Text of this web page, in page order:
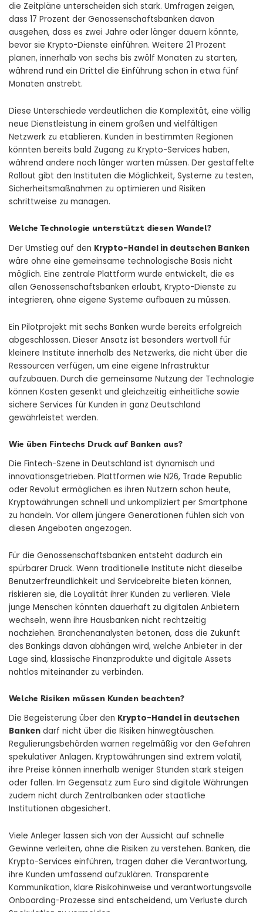
die Zeitpläne unterscheiden sich stark. Umfragen zeigen,
dass 17 Prozent der Genossenschaftsbanken davon
ausgehen, dass es zwei Jahre oder länger dauern könnte,
bevor sie Krypto-Dienste einführen. Weitere 21 Prozent
planen, innerhalb von sechs bis zwölf Monaten zu starten,
während rund ein Drittel die Einführung schon in etwa fünf
Monaten anstrebt.
Diese Unterschiede verdeutlichen die Komplexität, eine völlig
neue Dienstleistung in einem großen und vielfältigen
Netzwerk zu etablieren. Kunden in bestimmten Regionen
könnten bereits bald Zugang zu Krypto-Services haben,
während andere noch länger warten müssen. Der gestaffelte
Rollout gibt den Instituten die Möglichkeit, Systeme zu testen,
Sicherheitsmaßnahmen zu optimieren und Risiken
schrittweise zu managen.
Welche Technologie unterstützt diesen Wandel?
Der Umstieg auf den Krypto-Handel in deutschen Banken
wäre ohne eine gemeinsame technologische Basis nicht
möglich. Eine zentrale Plattform wurde entwickelt, die es
allen Genossenschaftsbanken erlaubt, Krypto-Dienste zu
integrieren, ohne eigene Systeme aufbauen zu müssen.
Ein Pilotprojekt mit sechs Banken wurde bereits erfolgreich
abgeschlossen. Dieser Ansatz ist besonders wertvoll für
kleinere Institute innerhalb des Netzwerks, die nicht über die
Ressourcen verfügen, um eine eigene Infrastruktur
aufzubauen. Durch die gemeinsame Nutzung der Technologie
können Kosten gesenkt und gleichzeitig einheitliche sowie
sichere Services für Kunden in ganz Deutschland
gewährleistet werden.
Wie üben Fintechs Druck auf Banken aus?
Die Fintech-Szene in Deutschland ist dynamisch und
innovationsgetrieben. Plattformen wie N26, Trade Republic
oder Revolut ermöglichen es ihren Nutzern schon heute,
Kryptowährungen schnell und unkompliziert per Smartphone
zu handeln. Vor allem jüngere Generationen fühlen sich von
diesen Angeboten angezogen.
Für die Genossenschaftsbanken entsteht dadurch ein
spürbarer Druck. Wenn traditionelle Institute nicht dieselbe
Benutzerfreundlichkeit und Servicebreite bieten können,
riskieren sie, die Loyalität ihrer Kunden zu verlieren. Viele
junge Menschen könnten dauerhaft zu digitalen Anbietern
wechseln, wenn ihre Hausbanken nicht rechtzeitig
nachziehen. Branchenanalysten betonen, dass die Zukunft
des Bankings davon abhängen wird, welche Anbieter in der
Lage sind, klassische Finanzprodukte und digitale Assets
nahtlos miteinander zu verbinden.
Welche Risiken müssen Kunden beachten?
Die Begeisterung über den Krypto-Handel in deutschen
Banken darf nicht über die Risiken hinwegtäuschen.
Regulierungsbehörden warnen regelmäßig vor den Gefahren
spekulativer Anlagen. Kryptowährungen sind extrem volatil,
ihre Preise können innerhalb weniger Stunden stark steigen
oder fallen. Im Gegensatz zum Euro sind digitale Währungen
zudem nicht durch Zentralbanken oder staatliche
Institutionen abgesichert.
Viele Anleger lassen sich von der Aussicht auf schnelle
Gewinne verleiten, ohne die Risiken zu verstehen. Banken, die
Krypto-Services einführen, tragen daher die Verantwortung,
ihre Kunden umfassend aufzuklären. Transparente
Kommunikation, klare Risikohinweise und verantwortungsvolle
Onboarding-Prozesse sind entscheidend, um Verluste durch